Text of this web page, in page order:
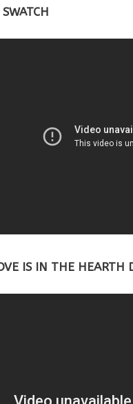
IS IN THE HEARTH